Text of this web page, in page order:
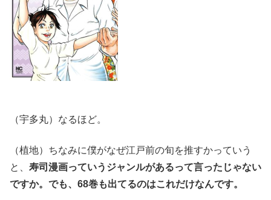
（宇多丸）なるほど。
（植地）ちなみに僕がなぜ江戸前の旬を推すかっていう
と、 寿司漫画っていうジャンルがあるって言ったじゃない
ですか。でも、68巻も出てるのはこれだけなんです。